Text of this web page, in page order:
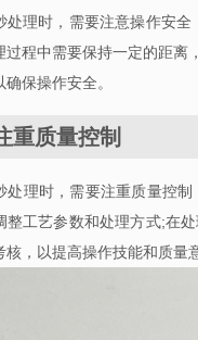
处理时，需要注意操作安
过程中需要保持一定的距离
保操作安全。
重质量控制
处理时，需要注重质量控
整工艺参数和处理方式;在
核，以提高操作技能和质量